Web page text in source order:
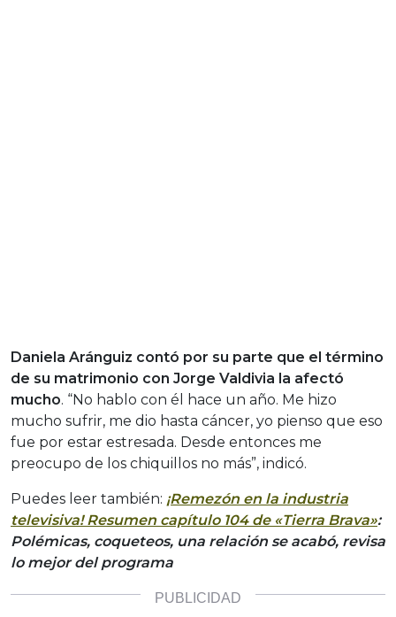
Daniela Aránguiz contó por su parte que el término
de su matrimonio con Jorge Valdivia la afectó
mucho. “No hablo con él hace un año. Me hizo
mucho sufrir, me dio hasta cáncer, yo pienso que eso
fue por estar estresada. Desde entonces me
preocupo de los chiquillos no más”, indicó.
Puedes leer también: ¡Remezón en la industria
televisiva! Resumen capítulo 104 de «Tierra Brava»:
Polémicas, coqueteos, una relación se acabó, revisa
lo mejor del programa